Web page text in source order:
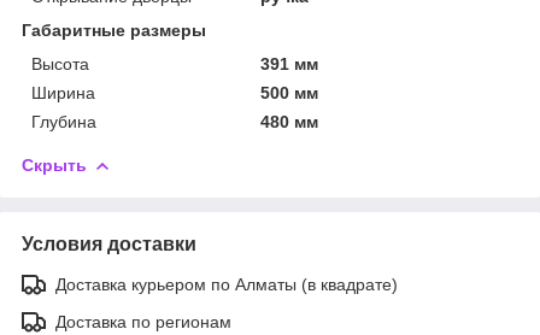
Габаритные размеры
Высота
391 мм
Ширина
500 мм
Глубина
480 мм
Скрыть
Условия доставки
Доставка курьером по Алматы (в квадрате)
Доставка по регионам